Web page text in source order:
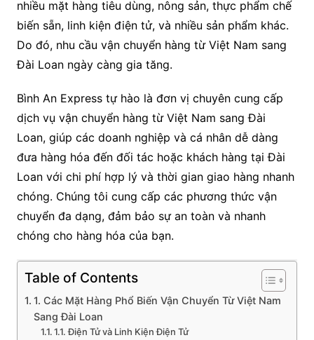
nhiều mặt hàng tiêu dùng, nông sản, thực phẩm chế
biến sẵn, linh kiện điện tử, và nhiều sản phẩm khác.
Do đó, nhu cầu vận chuyển hàng từ Việt Nam sang
Đài Loan ngày càng gia tăng.
Bình An Express tự hào là đơn vị chuyên cung cấp
dịch vụ vận chuyển hàng từ Việt Nam sang Đài
Loan, giúp các doanh nghiệp và cá nhân dễ dàng
đưa hàng hóa đến đối tác hoặc khách hàng tại Đài
Loan với chi phí hợp lý và thời gian giao hàng nhanh
chóng. Chúng tôi cung cấp các phương thức vận
chuyển đa dạng, đảm bảo sự an toàn và nhanh
chóng cho hàng hóa của bạn.
Table of Contents
1. Các Mặt Hàng Phổ Biến Vận Chuyển Từ Việt Nam
Sang Đài Loan
1.1. Điện Tử và Linh Kiện Điện Tử